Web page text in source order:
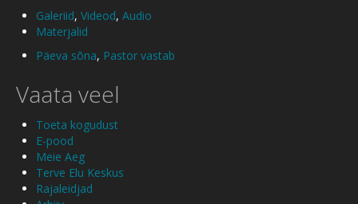
Galeriid, Videod, Audio
Materjalid
Päeva sõna, Pastor vastab
Vaata veel
Toeta kogudust
E-pood
Meie Aeg
Terve Elu Keskus
Rajaleidjad